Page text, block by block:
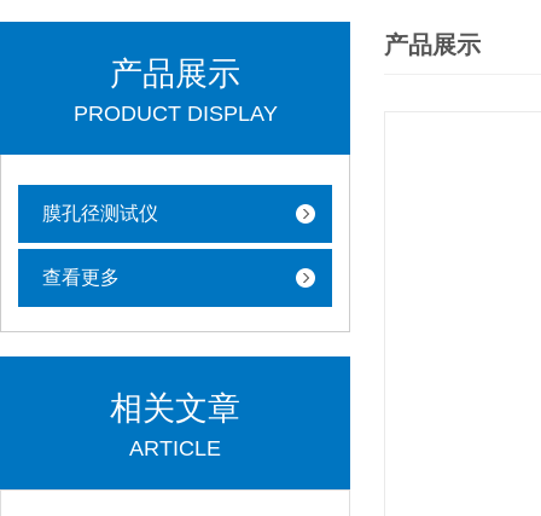
产品展示
PRODUCT DISPLAY
膜孔径测试仪
查看更多
相关文章
ARTICLE
产品展示